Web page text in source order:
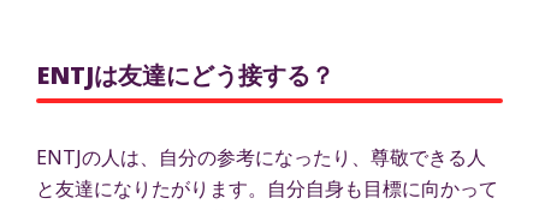
ENTJは友達にどう接する？
ENTJの人は、自分の参考になったり、尊敬できる人
と友達になりたがります。自分自身も目標に向かって